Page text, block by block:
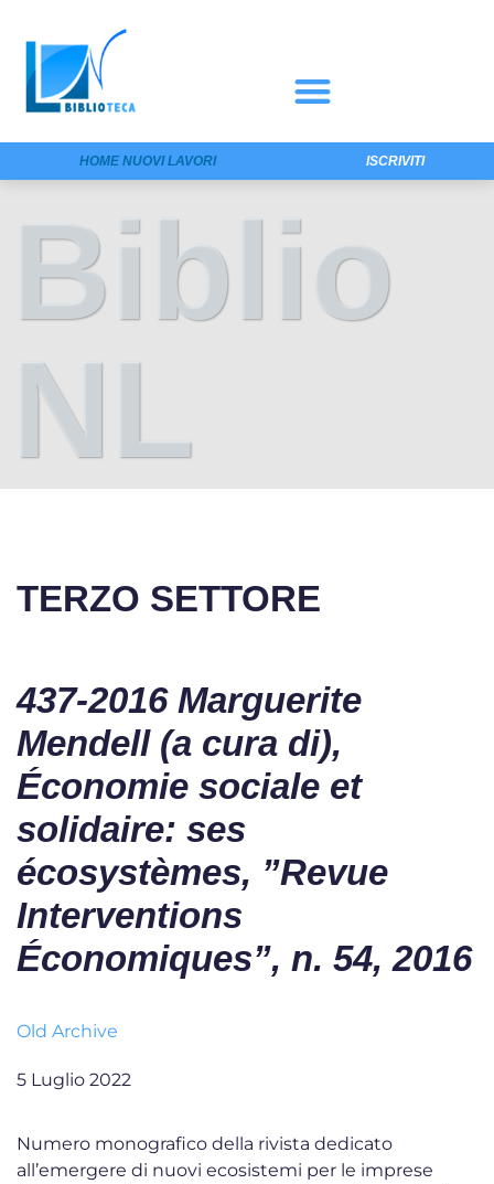
HOME NUOVI LAVORI ISCRIVITI
Biblio
NL
TERZO SETTORE
437-2016 Marguerite
Mendell (a cura di),
Économie sociale et
solidaire: ses
écosystèmes, ”Revue
Interventions
Économiques”, n. 54, 2016
Old Archive
5 Luglio 2022
Numero monografico della rivista dedicato
all’emergere di nuovi ecosistemi per le imprese